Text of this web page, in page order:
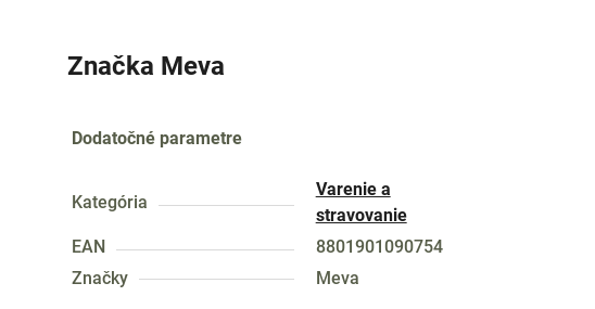
Značka Meva
Dodatočné parametre
Kategória
Varenie a
stravovanie
EAN
8801901090754
Značky
Meva